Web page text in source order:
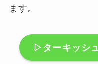
ます。
▷ターキッシ